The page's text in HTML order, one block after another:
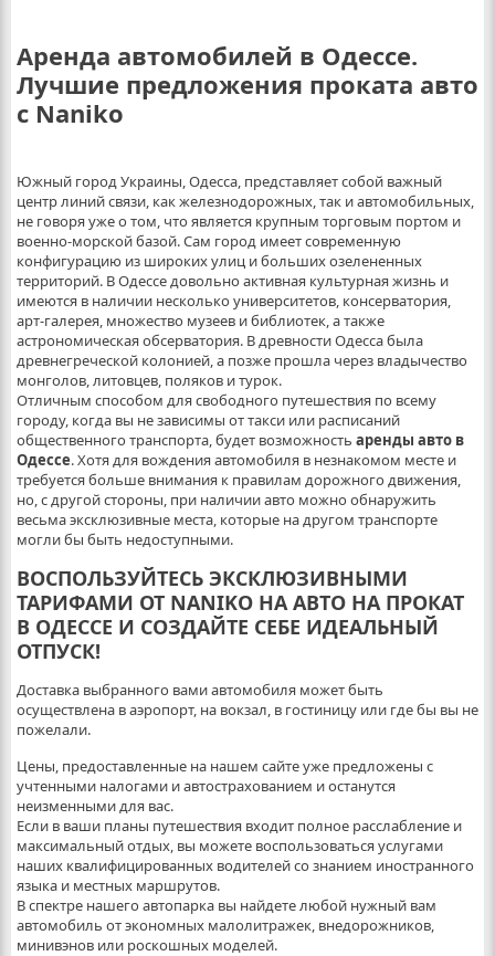
Аренда автомобилей в Одессе.
Лучшие предложения проката авто
с Naniko
Южный город Украины, Одесса, представляет собой важный
центр линий связи, как железнодорожных, так и автомобильных,
не говоря уже о том, что является крупным торговым портом и
военно-морской базой. Сам город имеет современную
конфигурацию из широких улиц и больших озелененных
территорий. В Одессе довольно активная культурная жизнь и
имеются в наличии несколько университетов, консерватория,
арт-галерея, множество музеев и библиотек, а также
астрономическая обсерватория. В древности Одесса была
древнегреческой колонией, а позже прошла через владычество
монголов, литовцев, поляков и турок.
Отличным способом для свободного путешествия по всему
городу, когда вы не зависимы от такси или расписаний
общественного транспорта, будет возможность аренды авто в
Одессе. Хотя для вождения автомобиля в незнакомом месте и
требуется больше внимания к правилам дорожного движения,
но, с другой стороны, при наличии авто можно обнаружить
весьма эксклюзивные места, которые на другом транспорте
могли бы быть недоступными.
ВОСПОЛЬЗУЙТЕСЬ ЭКСКЛЮЗИВНЫМИ
ТАРИФАМИ ОТ NANIKO НА АВТО НА ПРОКАТ
В ОДЕССЕ И СОЗДАЙТЕ СЕБЕ ИДЕАЛЬНЫЙ
ОТПУСК!
Доставка выбранного вами автомобиля может быть
осуществлена в аэропорт, на вокзал, в гостиницу или где бы вы не
пожелали.
Цены, предоставленные на нашем сайте уже предложены с
учтенными налогами и автострахованием и останутся
неизменными для вас.
Если в ваши планы путешествия входит полное расслабление и
максимальный отдых, вы можете воспользоваться услугами
наших квалифицированных водителей со знанием иностранного
языка и местных маршрутов.
В спектре нашего автопарка вы найдете любой нужный вам
автомобиль от экономных малолитражек, внедорожников,
минивэнов или роскошных моделей.